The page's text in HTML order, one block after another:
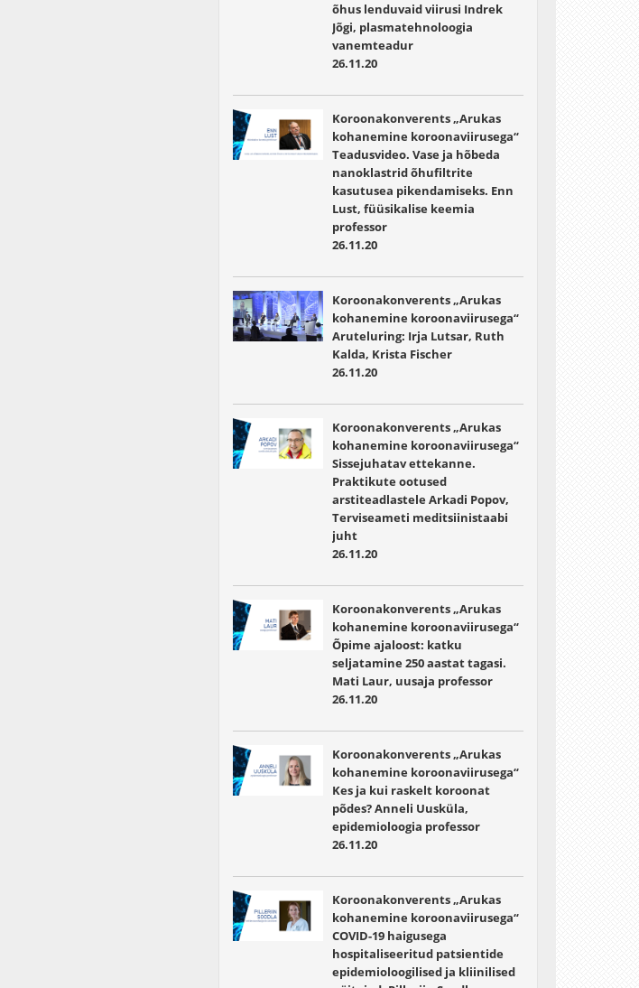
õhus lenduvaid viirusi Indrek
Jõgi, plasmatehnoloogia
vanemteadur
26.11.20
Koroonakonverents „Arukas
kohanemine koroonaviirusega“
Teadusvideo. Vase ja hõbeda
nanoklastrid õhufiltrite
kasutusea pikendamiseks. Enn
Lust, füüsikalise keemia
professor
26.11.20
Koroonakonverents „Arukas
kohanemine koroonaviirusega“
Aruteluring: Irja Lutsar, Ruth
Kalda, Krista Fischer
26.11.20
Koroonakonverents „Arukas
kohanemine koroonaviirusega“
Sissejuhatav ettekanne.
Praktikute ootused
arstiteadlastele Arkadi Popov,
Terviseameti meditsiinistaabi
juht
26.11.20
Koroonakonverents „Arukas
kohanemine koroonaviirusega“
Õpime ajaloost: katku
seljatamine 250 aastat tagasi.
Mati Laur, uusaja professor
26.11.20
Koroonakonverents „Arukas
kohanemine koroonaviirusega“
Kes ja kui raskelt koroonat
põdes? Anneli Uusküla,
epidemioloogia professor
26.11.20
Koroonakonverents „Arukas
kohanemine koroonaviirusega“
COVID-19 haigusega
hospitaliseeritud patsientide
epidemioloogilised ja kliinilised